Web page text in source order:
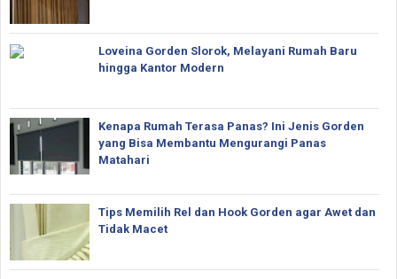
Loveina Gorden Slorok, Melayani Rumah Baru
hingga Kantor Modern
Kenapa Rumah Terasa Panas? Ini Jenis Gorden
yang Bisa Membantu Mengurangi Panas
Matahari
Tips Memilih Rel dan Hook Gorden agar Awet dan
Tidak Macet